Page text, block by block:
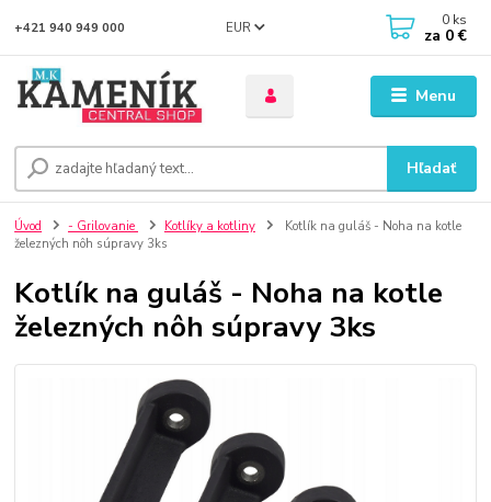
Menu
EUR
Hľadať
+421 940 949 000 0 ks
za 0 €
Úvod - Grilovanie Kotlíky a kotliny
Kotlík na guláš - Noha na kotle
železných nôh súpravy 3ks
Kotlík na guláš - Noha na kotle
železných nôh súpravy 3ks